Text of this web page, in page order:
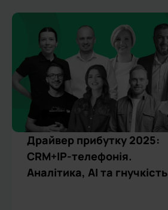
КОНФЕРЕНЦІЯ
Драйвер прибутку 2025:
CRM+IP-телефонія.
Аналітика, АІ та гнучкість